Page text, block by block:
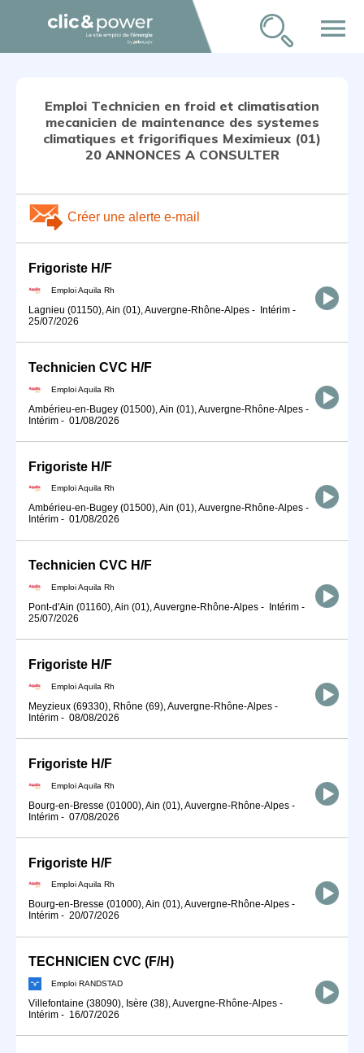
menu
Emploi Technicien en froid et climatisation
mecanicien de maintenance des systemes
climatiques et frigorifiques Meximieux (01)
20 ANNONCES A CONSULTER
Créer une alerte e-mail
Frigoriste H/F
Emploi Aquila Rh
Lagnieu (01150), Ain (01), Auvergne-Rhône-Alpes - Intérim -
25/07/2026
Technicien CVC H/F
Emploi Aquila Rh
Ambérieu-en-Bugey (01500), Ain (01), Auvergne-Rhône-Alpes -
Intérim - 01/08/2026
Frigoriste H/F
Emploi Aquila Rh
Ambérieu-en-Bugey (01500), Ain (01), Auvergne-Rhône-Alpes -
Intérim - 01/08/2026
Technicien CVC H/F
Emploi Aquila Rh
Pont-d'Ain (01160), Ain (01), Auvergne-Rhône-Alpes - Intérim -
25/07/2026
Frigoriste H/F
Emploi Aquila Rh
Meyzieux (69330), Rhône (69), Auvergne-Rhône-Alpes -
Intérim - 08/08/2026
Frigoriste H/F
Emploi Aquila Rh
Bourg-en-Bresse (01000), Ain (01), Auvergne-Rhône-Alpes -
Intérim - 07/08/2026
Frigoriste H/F
Emploi Aquila Rh
Bourg-en-Bresse (01000), Ain (01), Auvergne-Rhône-Alpes -
Intérim - 20/07/2026
TECHNICIEN CVC (F/H)
Emploi RANDSTAD
Villefontaine (38090), Isère (38), Auvergne-Rhône-Alpes -
Intérim - 16/07/2026